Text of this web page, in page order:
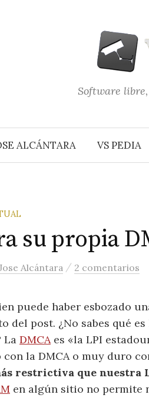
Software
ALCÁNTARA VS PEDIA
su propia
Alcántara / 2 comentarios
puede haber esbozado
del post. ¿No sabes qué es
La DMCAes «la LPI
la DMCA o muy duro
restrictiva que nuestra
en algún sitio no permite